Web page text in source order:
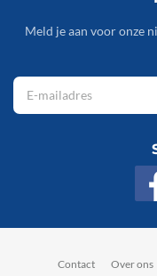
Meld je aan voor onze
Contact Over ons